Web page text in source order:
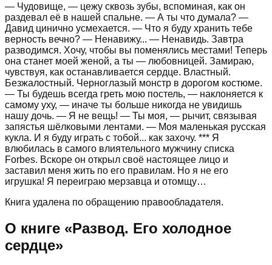
— Чудовище, — цежу сквозь зубы, вспоминая, как он
раздевал её в нашей спальне. — А ты что думала? —
Давид цинично усмехается. — Что я буду хранить тебе
верность вечно? — Ненавижу... — Ненавидь. Завтра
разводимся. Хочу, чтобы вы поменялись местами! Теперь
она станет моей женой, а ты — любовницей. Замираю,
чувствуя, как останавливается сердце. Властный.
Безжалостный. Черноглазый монстр в дорогом костюме.
— Ты будешь всегда греть мою постель, — наклоняется к
самому уху, — иначе ты больше никогда не увидишь
нашу дочь. — Я не вещь! — Ты моя, — рычит, связывая
запястья шёлковыми лентами. — Моя маленькая русская
кукла. И я буду играть с тобой... как захочу. *** Я
влюбилась в самого влиятельного мужчину списка
Forbes. Вскоре он открыл своё настоящее лицо и
заставил меня жить по его правилам. Но я не его
игрушка! Я переиграю мерзавца и отомщу…
Книга удалена по обращению правообладателя.
О книге «Развод. Его холодное
сердце»